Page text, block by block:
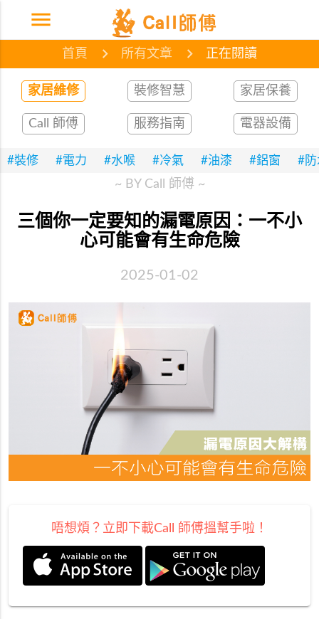
menu 首頁 網誌 文章
首頁 所有文章 正在閱讀
家居維修 裝修智慧 家居保養
Call 師傅 服務指南 電器設備
#裝修 #電力 #水喉 #冷氣 #油漆 #鋁窗 #防
~ BY Call 師傅 ~
三個你一定要知的漏電原因：一不小
心可能會有生命危險
2025-01-02
唔想煩？立即下載Call 師傅搵幫手啦！